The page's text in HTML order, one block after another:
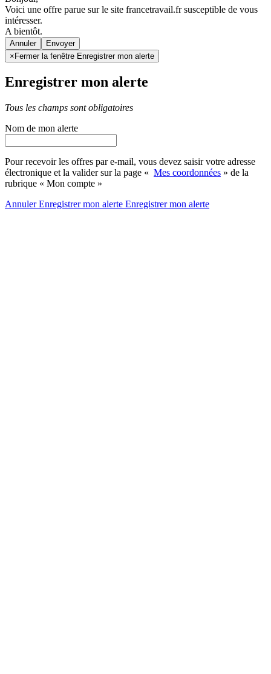
Voici une offre parue sur le site francetravail.fr susceptible de vous
intéresser.
A bientôt.
Annuler
×Fermer la fenêtre Enregistrer mon alerte
Enregistrer mon alerte
Tous les champs sont obligatoires
Nom de mon alerte
Pour recevoir les offres par e-mail, vous devez saisir votre adresse
électronique et la valider sur la page « Mes coordonnées » de la
rubrique « Mon compte »
AnnulerEnregistrer mon alerte Enregistrermon alerte